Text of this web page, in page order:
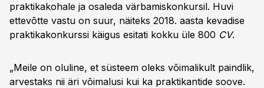
praktikakohale ja osaleda värbamiskonkursil. Huvi
ettevõtte vastu on suur, näiteks 2018. aasta kevadise
praktikakonkurssi käigus esitati kokku üle 800 CV.
„Meile on oluline, et süsteem oleks võimalikult paindlik,
arvestaks nii äri võimalusi kui ka praktikantide soove.